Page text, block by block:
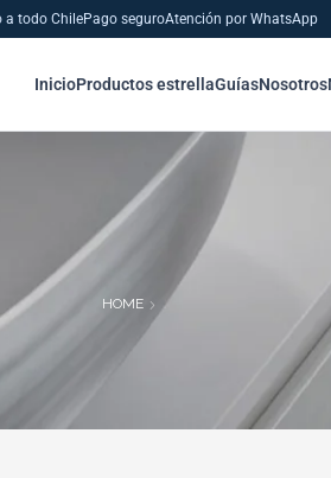
a todo ChilePago seguroAtención por WhatsApp
InicioProductos estrellaGuíasNosotros
HOME